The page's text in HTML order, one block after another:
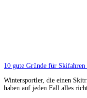
10 gute Gründe für
Wintersportler, die einen
haben auf jeden Fall alles